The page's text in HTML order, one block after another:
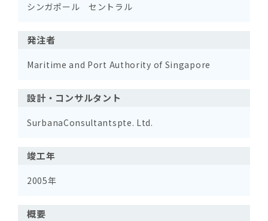
シンガポール セントラル
発注者
Maritime and Port Authority of Singapore
設計・コンサルタント
SurbanaConsultantspte. Ltd.
竣工年
2005年
概要